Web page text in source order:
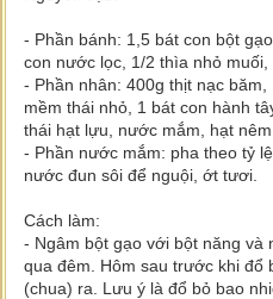
- Phần bánh: 1,5 bát con bột
con nước lọc, 1/2 thìa nhỏ muối,
- Phần nhân: 400g thịt nạc
mềm thái nhỏ, 1 bát con hành
thái hạt lựu, nước mắm, hạt
- Phần nước mắm: pha theo tỷ
nước đun sôi để nguội, ớt tươi.
Cách làm:
- Ngâm bột gạo với bột năng và
qua đêm. Hôm sau trước khi đổ
(chua) ra. Lưu ý là đổ bỏ bao